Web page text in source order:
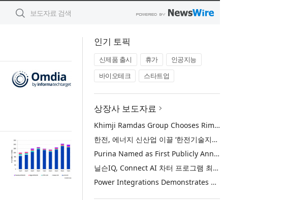
인기 토픽
신제품 출시 휴가
인공지능
바이오테크
스타트업
상장사 보도자료
Khimji Ramdas Group Chooses Rimini Street to Reduce SAP Support Costs, Protect 700+ Customizations and Reinvest Savings in Innovation
한전, 에너지 신산업 이끌 ‘한전기술지주’ 공식 출범
Purina Named as First Publicly Announced NIQ ConnectAI Charter Client
닐슨IQ, Connect AI 차터 프로그램 최초 고객사 ‘퓨리나’ 선정
Power Integrations Demonstrates World’s First 2200 V GaN Technology for Next-Era High-Voltage Power Systems